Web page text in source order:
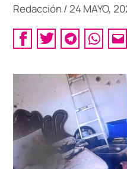
Redacción /24 MAYO,